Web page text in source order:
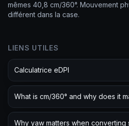
mêmes 40,8 cm/360°. Mouvement
différent dans la case.
LIENS UTILES
Calculatrice eDPI
What is cm/360° and why does it
Why yaw matters when converting